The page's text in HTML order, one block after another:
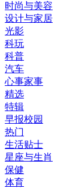
时尚与美容
设计与家居
光影
科玩
科普
汽车
心事家事
精选
特辑
早报校园
热门
生活贴士
星座与生肖
保健
体育